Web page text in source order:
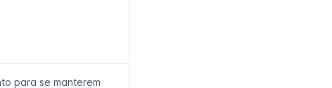
para se manterem